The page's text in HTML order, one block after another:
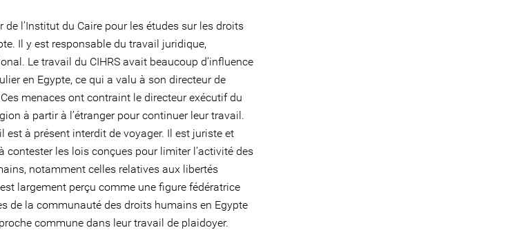
l’Institut du Caire pour les études sur les droits
Il y est responsable du travail juridique,
Le travail du CIHRS avait beaucoup d’influence
en Egypte, ce qui a valu à son directeur de
menaces ont contraint le directeur exécutif du
à partir à l’étranger pour continuer leur travail.
est à présent interdit de voyager. Il est juriste et
contester les lois conçues pour limiter l’activité des
notamment celles relatives aux libertés
largement perçu comme une figure fédératrice
de la communauté des droits humains en Egypte
commune dans leur travail de plaidoyer.